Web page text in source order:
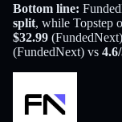
Bottom line:
split, while Topstep
$32.99 (FundedNext
(FundedNext) vs 4.6